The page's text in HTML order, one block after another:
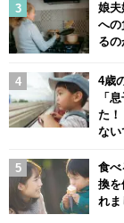
娘夫
への
るの
4歳
「
た！
ない
食べ
換を
れま